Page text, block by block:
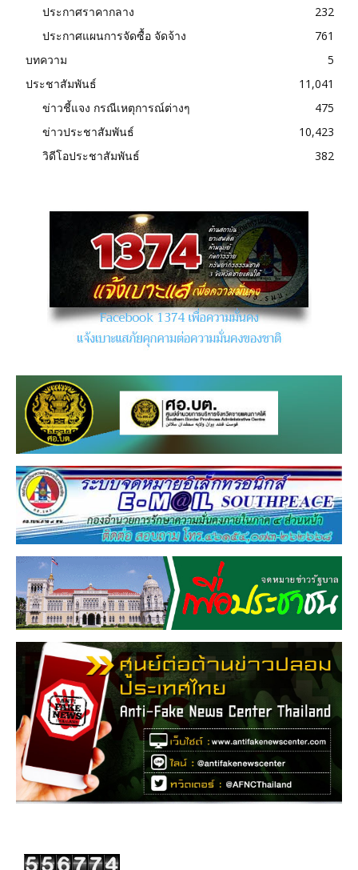
ประกาศราคากลาง
232
ประกาศแผนการจัดซื้อ จัดจ้าง
761
บทความ
5
ประชาสัมพันธ์
11,041
ข่าวชี้แจง กรณีเหตุการณ์ต่างๆ
475
ข่าวประชาสัมพันธ์
10,423
วิดีโอประชาสัมพันธ์
382